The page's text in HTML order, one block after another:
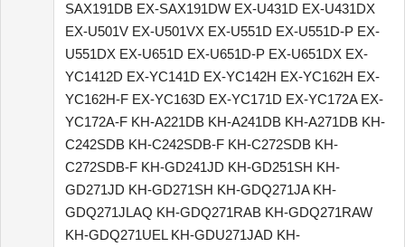
SAX191DB EX-SAX191DW EX-U431D EX-U431DX
EX-U501V EX-U501VX EX-U551D EX-U551D-P EX-
U551DX EX-U651D EX-U651D-P EX-U651DX EX-
YC1412D EX-YC141D EX-YC142H EX-YC162H EX-
YC162H-F EX-YC163D EX-YC171D EX-YC172A EX-
YC172A-F KH-A221DB KH-A241DB KH-A271DB KH-
C242SDB KH-C242SDB-F KH-C272SDB KH-
C272SDB-F KH-GD241JD KH-GD251SH KH-
GD271JD KH-GD271SH KH-GDQ271JA KH-
GDQ271JLAQ KH-GDQ271RAB KH-GDQ271RAW
KH-GDQ271UEL KH-GDU271JAD KH-